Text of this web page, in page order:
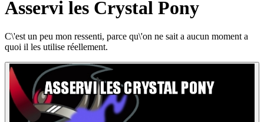
Asservi les Crystal Pony
C\'est un peu mon ressenti, parce qu\'on ne sait a aucun moment a
quoi il les utilise réellement.